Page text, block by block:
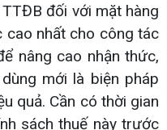
đối với mặt hàng
cao nhất cho công tác
nâng cao nhận thức,
mới là biện pháp
quả. Cần có thời gian
sách thuế này trước